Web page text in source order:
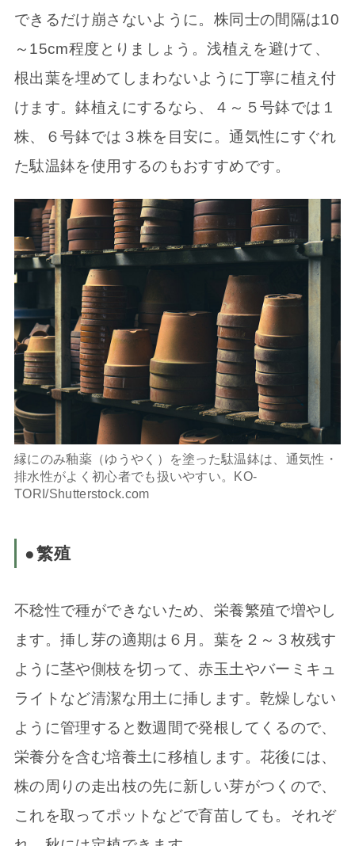
できるだけ崩さないように。株同士の間隔は10
～15cm程度とりましょう。浅植えを避けて、
根出葉を埋めてしまわないように丁寧に植え付
けます。鉢植えにするなら、４～５号鉢では１
株、６号鉢では３株を目安に。通気性にすぐれ
た駄温鉢を使用するのもおすすめです。
縁にのみ釉薬（ゆうやく）を塗った駄温鉢は、通気性・
排水性がよく初心者でも扱いやすい。KO-
TORI/Shutterstock.com
●繁殖
不稔性で種ができないため、栄養繁殖で増やし
ます。挿し芽の適期は６月。葉を２～３枚残す
ように茎や側枝を切って、赤玉土やバーミキュ
ライトなど清潔な用土に挿します。乾燥しない
ように管理すると数週間で発根してくるので、
栄養分を含む培養土に移植します。花後には、
株の周りの走出枝の先に新しい芽がつくので、
これを取ってポットなどで育苗しても。それぞ